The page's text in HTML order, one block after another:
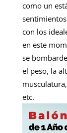
como un
con los
en este
se
el peso, la
etc.